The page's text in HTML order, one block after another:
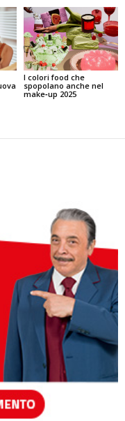
I colori food che
spopolano anche nel
make‑up 2025